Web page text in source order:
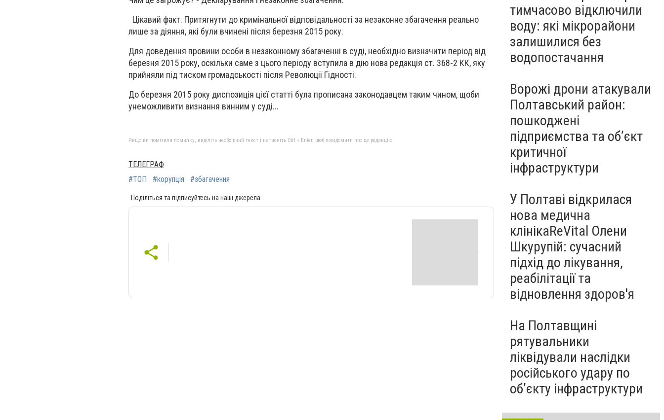
Цікавий факт. Притягнути до кримінальної відповідальності за незаконне збагачення реально
лише за діяння, які були вчинені після березня 2015 року.
Для доведення провини особи в незаконному збагаченні в суді, необхідно визначити період від
березня 2015 року, оскільки саме з цього періоду вступила в дію нова редакція ст. 368-2 КК, яку
прийняли під тиском громадськості після Революції Гідності.
До березня 2015 року диспозиція цієї статті була прописана законодавцем таким чином, щоби
унеможливити визнання винним у суді...
Якщо ви помітили помилку, виділіть необхідний текст і натисніть Ctrl + Enter, щоб повідомити про це редакцію
ТЕЛЕГРАФ
#ТОП
#корупція #збагачення
Поділіться та підписуйтесь на наші джерела
тимчасово відключили
воду: які мікрорайони
залишилися без
водопостачання
Ворожі дрони атакували
Полтавський район:
пошкоджені
підприємства та об’єкт
критичної
інфраструктури
У Полтаві відкрилася
нова медична
клінікаReVital Олени
Шкурупій: сучасний
підхід до лікування,
реабілітації та
відновлення здоров'я
На Полтавщині
рятувальники
ліквідували наслідки
російського удару по
об’єкту інфраструктури